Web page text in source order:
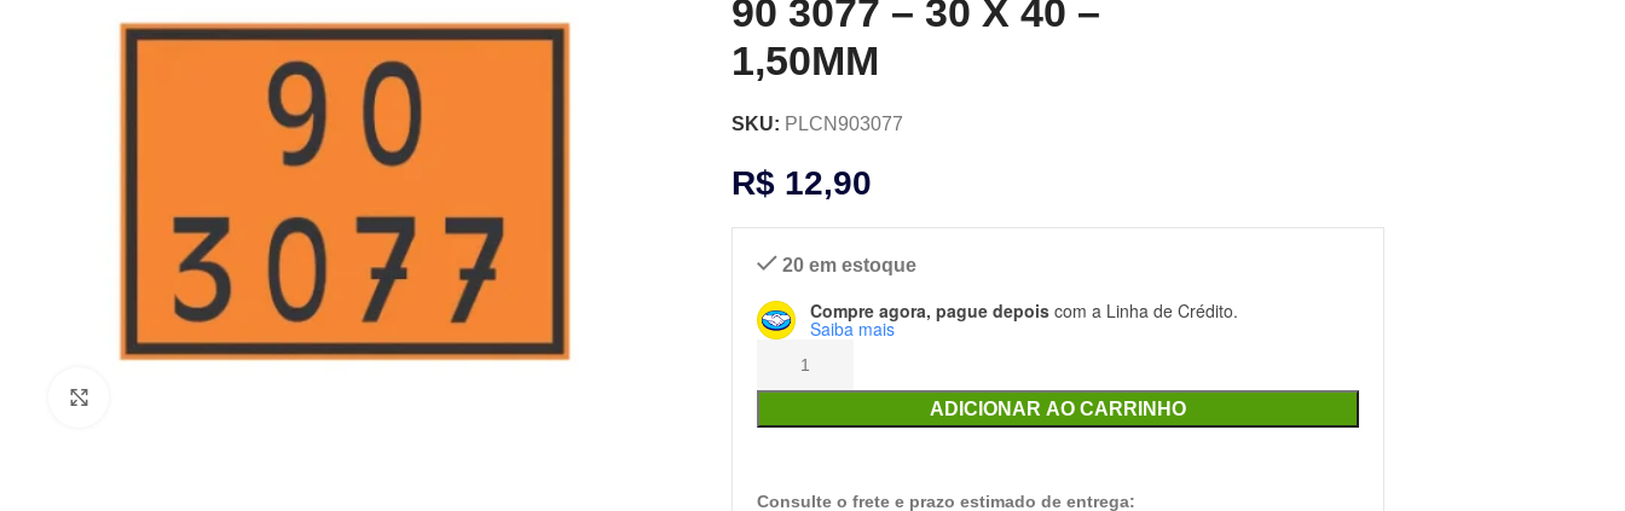
90 3077 – 30 X 40 –
1,50MM
SKU: PLCN903077
R$ 12,90
20 em estoque
Compre agora, pague depois com a Linha de Crédito.
Saiba mais
ADICIONAR AO CARRINHO
Consulte o frete e prazo estimado de entrega: